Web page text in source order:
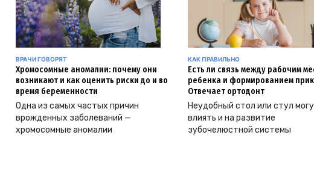
ВРАЧИ ГОВОРЯТ
Хромосомные аномалии: почему они
возникают и как оценить риски до и во
время беременности
Одна из самых частых причин
врожденных заболеваний —
хромосомные аномалии
КАК ПРАВИЛЬНО
Есть ли связь между рабочим
ребенка и формированием
Отвечает ортодонт
Неудобный стол или стул
влиять и на развитие
зубочелюстной системы